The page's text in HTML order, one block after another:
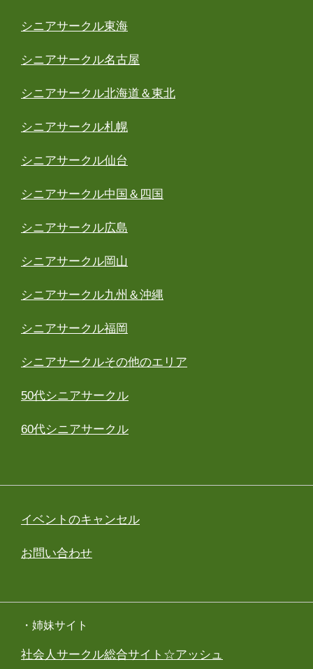
シニアサークル東海
シニアサークル名古屋
シニアサークル北海道＆東北
シニアサークル札幌
シニアサークル仙台
シニアサークル中国＆四国
シニアサークル広島
シニアサークル岡山
シニアサークル九州＆沖縄
シニアサークル福岡
シニアサークルその他のエリア
50代シニアサークル
60代シニアサークル
イベントのキャンセル
お問い合わせ
・姉妹サイト
社会人サークル総合サイト☆アッシュ